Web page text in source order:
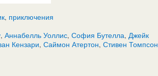
, приключения
, Аннабелль Уоллис, София Бутелла, Джейк
Кензари, Саймон Атертон, Стивен Томпсон